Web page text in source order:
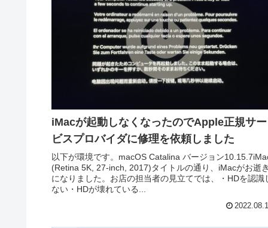
iMacが起動しなくなったのでApple正規サー
ビスプロバイダに修理を依頼しました
以下が環境です。macOS Catalina バージョン
(Retina 5K, 27-inch, 2017)タイトルの通り、iMacがお逝き
になりました。お店の担当者の見立てでは、・HDを認識
ない・HDが壊れている...